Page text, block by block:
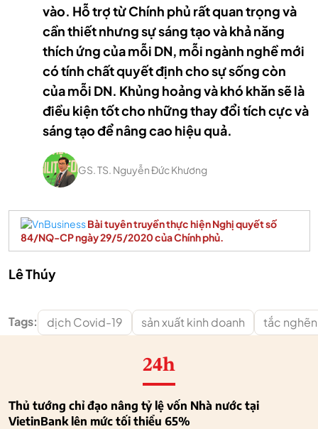
vào. Hỗ trợ từ Chính phủ rất quan trọng và
cần thiết nhưng sự sáng tạo và khả năng
thích ứng của mỗi DN, mỗi ngành nghề mới
có tính chất quyết định cho sự sống còn
của mỗi DN. Khủng hoảng và khó khăn sẽ là
điều kiện tốt cho những thay đổi tích cực và
sáng tạo để nâng cao hiệu quả.
GS. TS. Nguyễn Đức Khương
Bài tuyên truyền thực hiện Nghị quyết số
84/NQ-CP ngày 29/5/2020 của Chính phủ.
Lê Thúy
Tags: dịch Covid-19 sản xuất kinh doanh tắc
24h
Thủ tướng chỉ đạo nâng tỷ lệ vốn Nhà nước tại
VietinBank lên mức tối thiểu 65%